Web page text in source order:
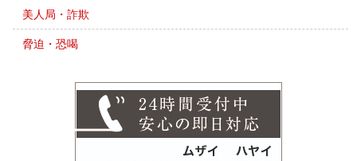
美人局・詐欺
脅迫・恐喝